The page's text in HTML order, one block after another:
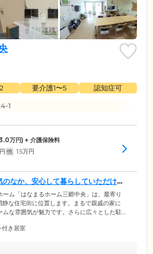
要介護1〜5
認知症可
1
万円) + 介護保険料
他 1.5万円
なか、安心して暮らしていただけま
ム「はなまるホーム三郷中央」は、最寄り
静な住宅街に位置します。まるで親戚の家に
ムな雰囲気が魅力です。さらに広々とした駐
際も便利です。また、全18室の小規模なホ
付き居室